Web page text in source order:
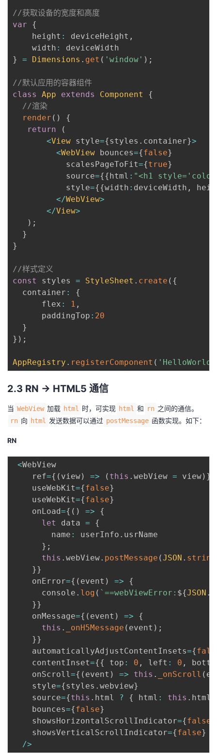
//获取设备的宽度和高度
var
{
    height
: deviceHeight ,
    width
:
}
= Dimensions . get ( 'window' ) ;
//默认应用的容器组件
class
App extends Component
{
//渲染
render ( )
{
return
(
<View style={styles . container}>
<WebView bounces={false}
           scalesPageToFit
={true}
           source
={{ html : "<h1
           style
={{width : deviceWidth ,
</WebView>
</View>
) ;
}
}
//样式定义
const
styles = StyleSheet . create ( {
  container
:
{
      flex
: 1 ,
      paddingTop
: 20
}
} ) ;
AppRegistry . registerComponent ( 'HelloWorld'
2.3 RN -> HTML5 通信
当 WebView 加载 html 时，可实现 html 和 rn 之间的通信。
rn 向 html 发送数据可以通过 postMessage 函数实现。如下：
RN
<WebView
    ref
={ ( view) => ( this . webView = view) }
    useWebKit
={false}
    useWebKit
={false}
    onLoad
={ ( ) =>
{
let
data =
{
        name
: userInfo . usrName
} ;
this . webView. postMessage (JSON .
}}
    onError
={ ( event ) =>
{
      console
. log ( ` ==webViewError: ${JSON .
}}
    onMessage
={ ( event ) =>
{
this . _onH5Message ( event ) ;
}}
    automaticallyAdjustContentInsets
={
    contentInset
={{ top : 0 , left : 0 ,
    onScroll
={ ( event ) => this . _onScroll (
    style
={styles . webview}
    source
={this . html ? { html : this . html
    bounces
={false}
    showsHorizontalScrollIndicator
={false
    showsVerticalScrollIndicator
={false}
/>